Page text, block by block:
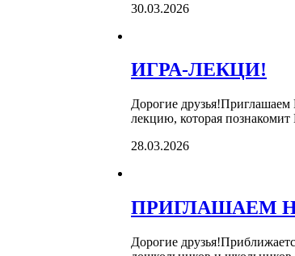
30.03.2026
ИГРА-ЛЕКЦИ!
Дорогие
лекцию, которая
28.03.2026
ПРИГЛАШАЕМ
Дорогие